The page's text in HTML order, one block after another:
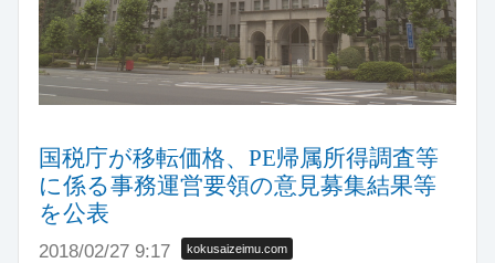
国税庁が移転価格、PE帰属所得調査等
に係る事務運営要領の意見募集結果等
を公表
2018/02/27 9:17 kokusaizeimu.com